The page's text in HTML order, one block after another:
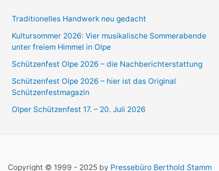
Traditionelles Handwerk neu gedacht
Kultursommer 2026: Vier musikalische Sommerabende
unter freiem Himmel in Olpe
Schützenfest Olpe 2026 – die Nachberichterstattung
Schützenfest Olpe 2026 – hier ist das Original
Schützenfestmagazin
Olper Schützenfest 17. – 20. Juli 2026
Copyright © 1999 - 2025 by Pressebüro Berthold Stamm